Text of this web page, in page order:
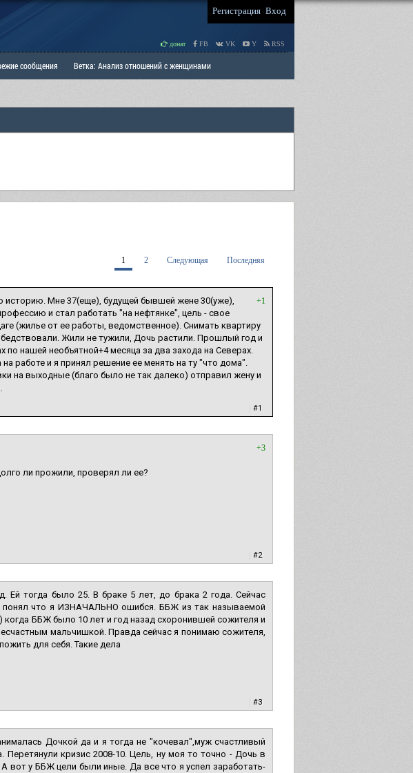
Регистрация Вход
донат FB VK Y RSS
сообщения Ветка: Анализ отношений с женщинами
1 2 Следующая Последняя
+1
историю. Мне 37(еще), будущей бывшей жене 30(уже),
и стал работать "на нефтянке", цель - свое
(жилье от ее работы, ведомственное). Снимать квартиру
Жили не тужили, Дочь растили. Прошлый год и
нашей необъятной+4 месяца за два захода на Северах.
работе и я принял решение ее менять на ту "что дома".
на выходные (благо было не так далеко) отправил жену и
#1
+3
ли прожили, проверял ли ее?
#2
Ей тогда было 25. В браке 5 лет, до брака 2 года. Сейчас
понял что я ИЗНАЧАЛЬНО ошибся. ББЖ из так называемой
ББЖ было 10 лет и год назад схоронившей сожителя и
мальчишкой. Правда сейчас я понимаю сожителя,
для себя. Такие дела
#3
Дочкой да и я тогда не "кочевал",муж счастливый
Перетянули кризис 2008-10. Цель, ну моя то точно - Дочь в
вот у ББЖ цели были иные. Да все что я успел заработать-